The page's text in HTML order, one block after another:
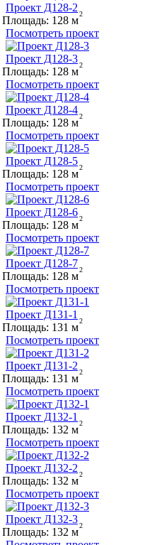
Проект Д128-2
Площадь: 128
Посмотреть проект
Проект Д128-3
Площадь: 128
Посмотреть проект
Проект Д128-4
Площадь: 128
Посмотреть проект
Проект Д128-5
Площадь: 128
Посмотреть проект
Проект Д128-6
Площадь: 128
Посмотреть проект
Проект Д128-7
Площадь: 128
Посмотреть проект
Проект Д131-1
Площадь: 131
Посмотреть проект
Проект Д131-2
Площадь: 131
Посмотреть проект
Проект Д132-1
Площадь: 132
Посмотреть проект
Проект Д132-2
Площадь: 132
Посмотреть проект
Проект Д132-3
Площадь: 132